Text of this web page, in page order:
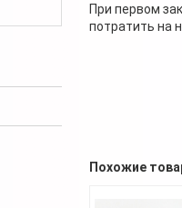
При первом
потратить на
Похожие